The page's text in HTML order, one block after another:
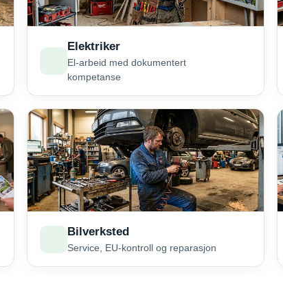
Elektriker
El-arbeid med dokumentert
kompetanse
Bilverksted
Service, EU-kontroll og reparasjon